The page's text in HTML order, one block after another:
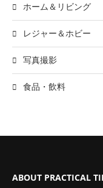
ホーム＆リビング
レジャー＆ホビー
写真撮影
食品・飲料
ABOUT PRACTICAL